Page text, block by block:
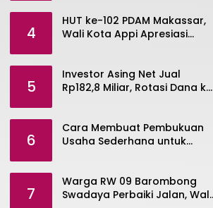
4
HUT ke-102 PDAM Makassar,
Wali Kota Appi Apresiasi
5
Investor Asing Net Jual
Rp182,8 Miliar, Rotasi Dana ke
6
Cara Membuat Pembukuan
Usaha Sederhana untuk
7
Warga RW 09 Barombong
Swadaya Perbaiki Jalan, Wali